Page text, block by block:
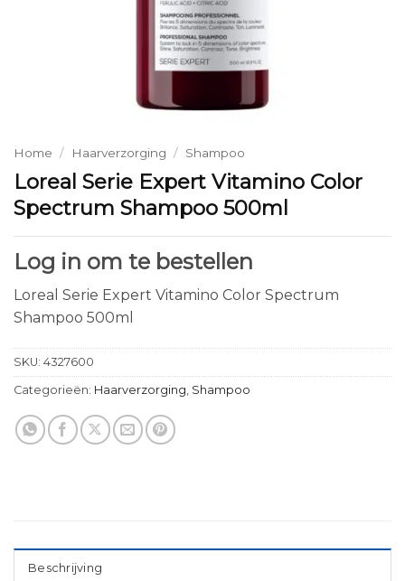
Home / Haarverzorging / Shampoo
Loreal Serie Expert Vitamino Color
Spectrum Shampoo 500ml
Log in om te bestellen
Loreal Serie Expert Vitamino Color Spectrum
Shampoo 500ml
SKU: 4327600
Categorieën: Haarverzorging Shampoo
Beschrijving